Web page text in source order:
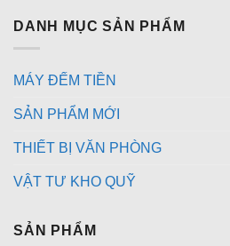
DANH MỤC SẢN PHẨM
MÁY ĐẾM TIỀN
SẢN PHẨM MỚI
THIẾT BỊ VĂN PHÒNG
VẬT TƯ KHO QUỸ
SẢN PHẨM